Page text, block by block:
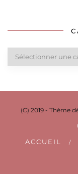
Catégories
blog
(C) 2019 - Thème
ACCUEIL